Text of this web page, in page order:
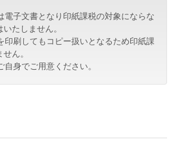
電子文書となり印紙課税の対象にならな
たしません。
印刷してもコピー扱いとなるため印紙課
ん。
身でご用意ください。